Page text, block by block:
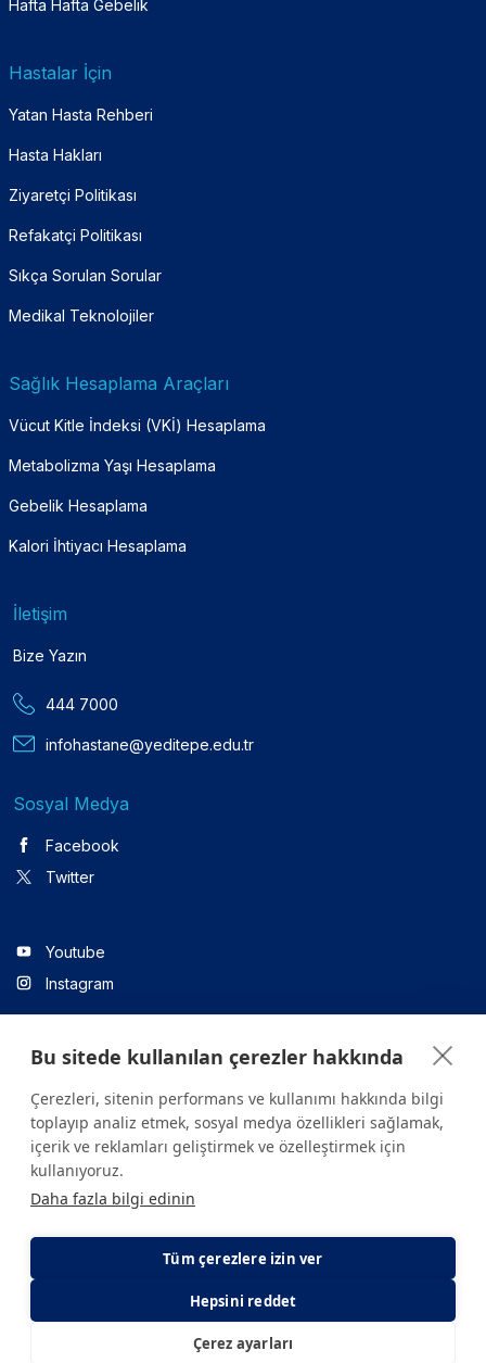
E-Randevu
Hafta Hafta Gebelik
Hastalar İçin
Yatan Hasta Rehberi
Hasta Hakları
Ziyaretçi Politikası
Refakatçi Politikası
Sıkça Sorulan Sorular
Medikal Teknolojiler
Sağlık Hesaplama Araçları
Vücut Kitle İndeksi (VKİ) Hesaplama
Metabolizma Yaşı Hesaplama
Gebelik Hesaplama
Kalori İhtiyacı Hesaplama
İletişim
Bize Yazın
444 7000
infohastane@yeditepe.edu.tr
Sosyal Medya
Facebook
Twitter
Youtube
Instagram
Linkedin
Sitede yer alan tüm içerikler yalnızca bilgilendirme amaçlıdır.
Sağlığınızla ilgili sorularınız için mutlaka doktoruza ya da bir sağlık
kuruluşuna başvurunuz.
Gizlilik ve Çerez Politikası KVKK Aydınlatma Metni
Bu sitede kullanılan çerezler hakkında
Çerezleri, sitenin performans ve kullanımı hakkında bilgi
toplayıp analiz etmek, sosyal medya özellikleri sağlamak,
içerik ve reklamları geliştirmek ve özelleştirmek için
kullanıyoruz.
Daha fazla bilgi edinin
Tüm çerezlere izin ver
Hepsini reddet
Çerez ayarları